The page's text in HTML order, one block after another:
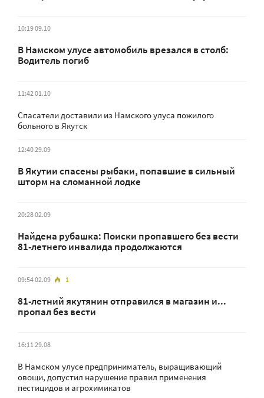
10:19 09.10
В Намском улусе автомобиль врезался в столб:
Водитель погиб
11:42 01.10
Спасатели доставили из Намского улуса пожилого
больного в Якутск
12:40 29.09
В Якутии спасены рыбаки, попавшие в сильный
шторм на сломанной лодке
20:28 02.09
Найдена рубашка: Поиски пропавшего без вести
81-летнего инвалида продолжаются
09:54 02.09 1
81-летний якутянин отправился в магазин и...
пропал без вести
16:11 29.08
В Намском улусе предприниматель, выращивающий
овощи, допустил нарушение правил применения
пестицидов и агрохимикатов